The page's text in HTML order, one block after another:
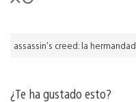
assassin's creed: la hermandad
¿Te ha gustado esto?